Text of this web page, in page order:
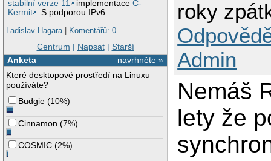
stabilní verze 11
implementaceC-
Kermit . S podporou IPv6.
Ladislav Hagara| Komentářů: 0
Centrum | Napsat| Starší
navrhněte »
Anketa
Které desktopové prostředí na Linuxu
používáte?
Budgie (10%)
Cinnamon (7%)
COSMIC (2%)
roky
Admin
Nemáš
lety že